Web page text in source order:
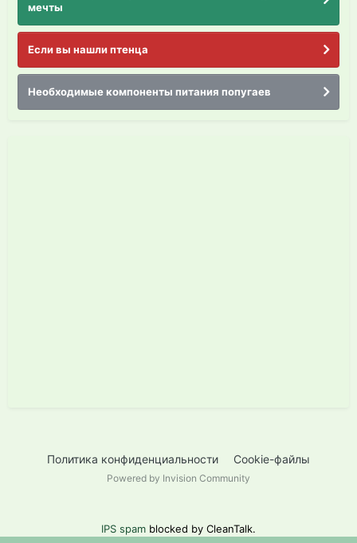
мечты
Если вы нашли птенца
Необходимые компоненты питания попугаев
Политика конфиденциальности Cookie-файлы
Powered by Invision Community
IPS spam blocked by CleanTalk.